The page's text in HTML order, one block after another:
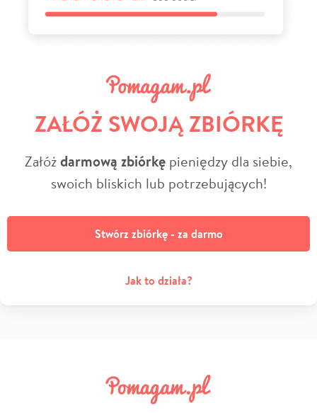
ZAŁÓŻ SWOJĄ ZBIÓRKĘ
Załóżdarmową zbiórkę pieniędzy dla siebie,
swoich bliskich lub potrzebujących!
Stwórz zbiórkę - za darmo
Jak to działa?